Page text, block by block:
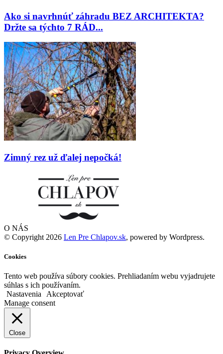
Ako si navrhnúť záhradu BEZ ARCHITEKTA?
Držte sa týchto 7 RÁD...
Zimný rez už ďalej nepočká!
O NÁS
© Copyright 2026 Len Pre Chlapov.sk, powered by Wordpress.
Cookies
Tento web používa súbory cookies. Prehliadaním webu vyjadrujete
súhlas s ich používaním.
Nastavenia
Akceptovať
Manage consent
Close